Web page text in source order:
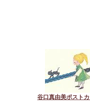
谷口真由美ポスト